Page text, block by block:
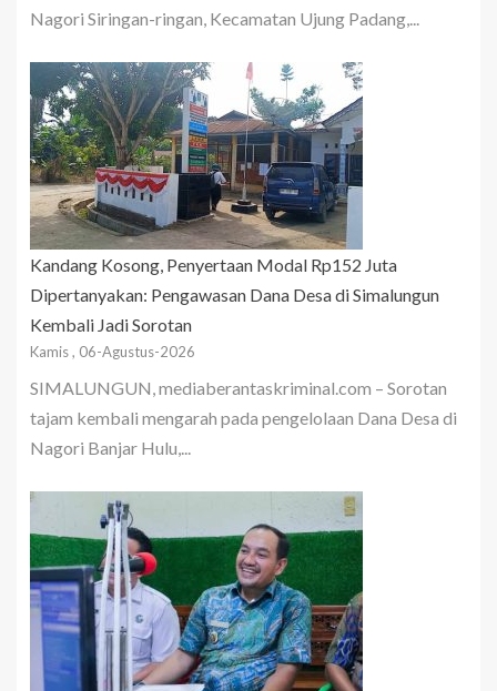
Nagori Siringan-ringan, Kecamatan Ujung Padang,...
Kandang Kosong, Penyertaan Modal Rp152 Juta
Dipertanyakan: Pengawasan Dana Desa di Simalungun
Kembali Jadi Sorotan
Kamis , 06-Agustus-2026
SIMALUNGUN, mediaberantaskriminal.com – Sorotan
tajam kembali mengarah pada pengelolaan Dana Desa di
Nagori Banjar Hulu,...